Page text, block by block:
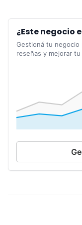
¿Este negocio
Gestioná tu negocio
reseñas y mejorar